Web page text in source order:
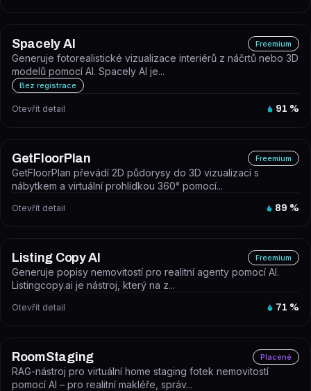
Spacely AI Freemium
Generuje fotorealistické vizualizace interiérů z náčrtů nebo 3D
modelů pomocí AI. Spacely AI je...
Bez registrace
Otevřít detail 91 %
GetFloorPlan Freemium
GetFloorPlan převádí 2D půdorysy do 3D vizualizací s
nábytkem a virtuální prohlídkou 360° pomocí...
Otevřít detail 89 %
Listing Copy AI Freemium
Generuje popisy nemovitostí pro realitní agenty pomocí AI.
Listingcopy.ai je nástroj, který na z...
Otevřít detail 71 %
RoomStaging Placené
RAG-nástroj pro virtuální home staging fotek nemovitostí
pomocí AI – pro realitní makléře, správ...